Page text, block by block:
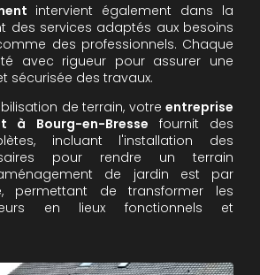
intervient également dans la
des services adaptés aux besoins
des professionnels. Chaque
avec rigueur pour assurer une
sécurisée des travaux.
de terrain, votre entreprise
à Bourg-en-Bresse fournit des
incluant l'installation des
pour rendre un terrain
de jardin est par
permettant de transformer les
en lieux fonctionnels et